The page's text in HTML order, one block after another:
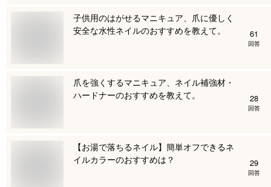
子供用のはがせるマニキュア、爪に優しく
安全な水性ネイルのおすすめを教えて。
61
回答
爪を強くするマニキュア、ネイル補強材・
ハードナーのおすすめを教えて。
28
回答
【お湯で落ちるネイル】簡単オフできるネ
イルカラーのおすすめは？
29
回答